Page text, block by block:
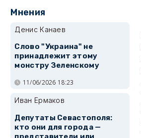
Мнения
Денис Канаев
Слово "Украина" не
принадлежит этому
монстру Зеленскому
11/06/2026 18:23
Иван Ермаков
Депутаты Севастополя:
кто они для города —